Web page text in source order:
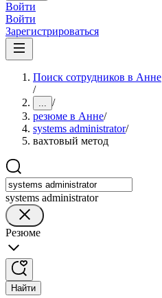
Войти
Войти
Зарегистрироваться
Поиск сотрудников в Анне
/
... /
резюме в Анне/
systems administrator/
вахтовый метод
systems administrator
Резюме
Найти